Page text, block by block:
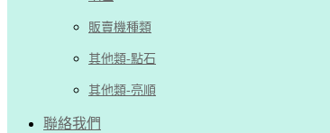
販賣機種類
其他類-點石
其他類-亮順
聯絡我們